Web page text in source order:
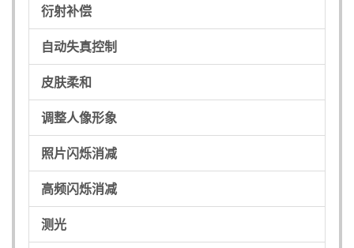
衍射补偿
自动失真控制
皮肤柔和
调整人像形象
照片闪烁消减
高频闪烁消减
测光